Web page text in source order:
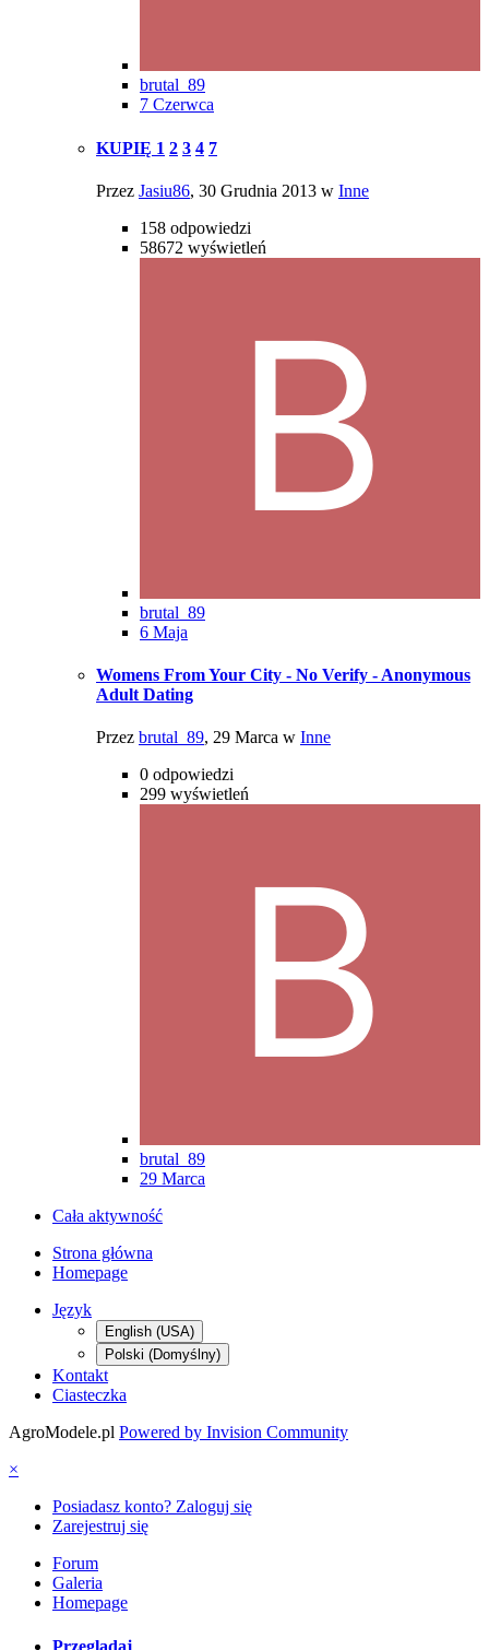
brutal_89
7 Czerwca
KUPIĘ 1 2 3 4 7
Przez Jasiu86, 30 Grudnia 2013 w Inne
158 odpowiedzi
58672 wyświetleń
brutal_89
6 Maja
Womens From Your City - No Verify - Anonymous
Adult Dating
Przez brutal_89, 29 Marca w Inne
0 odpowiedzi
299 wyświetleń
brutal_89
29 Marca
Cała aktywność
Strona główna
Homepage
Język
English (USA)
Polski (Domyślny)
Kontakt
Ciasteczka
AgroModele.pl Powered by Invision Community
×
Posiadasz konto? Zaloguj się
Zarejestruj się
Forum
Galeria
Homepage
Przeglądaj